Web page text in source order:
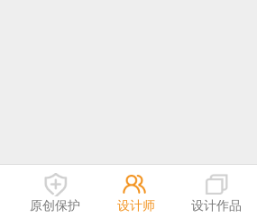
原创保护 设计师 设计作品